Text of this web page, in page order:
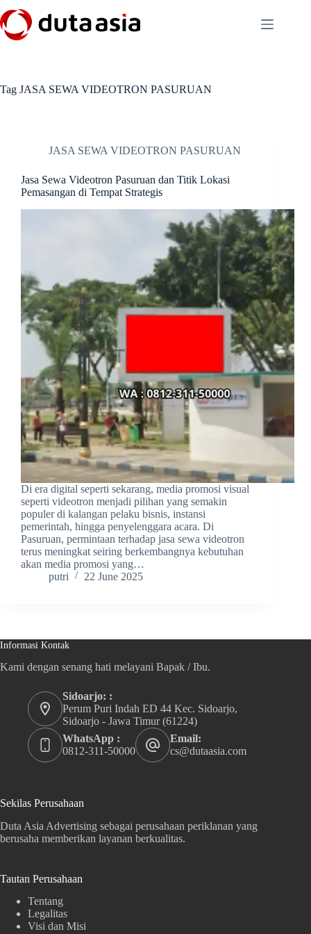
to
content
Tag JASA SEWA VIDEOTRON PASURUAN
JASA SEWA VIDEOTRON PASURUAN
Jasa Sewa Videotron Pasuruan dan Titik Lokasi
Pemasangan di Tempat Strategis
Di era digital seperti sekarang, media promosi visual
seperti videotron menjadi pilihan yang semakin
populer di kalangan pelaku bisnis, instansi
pemerintah, hingga penyelenggara acara. Di
Pasuruan, permintaan terhadap jasa sewa videotron
terus meningkat seiring berkembangnya kebutuhan
akan media promosi yang…
putri
22 June 2025
Informasi Kontak
Kami dengan senang hati melayani Bapak / Ibu.
Sidoarjo: :
Perum Puri Indah ED 44 Kec. Sidoarjo,
Sidoarjo - Jawa Timur (61224)
WhatsApp :
0812-311-50000
Email:
cs@dutaasia.com
Sekilas Perusahaan
Duta Asia Advertising sebagai perusahaan periklanan yang
berusaha memberikan layanan berkualitas.
Tautan Perusahaan
Tentang
Legalitas
Visi dan Misi